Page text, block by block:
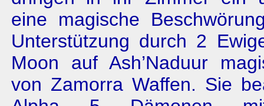
eine magische
Unterstützung durch 2
Moon auf Ash’Naduur
von Zamorra Waffen. Sie